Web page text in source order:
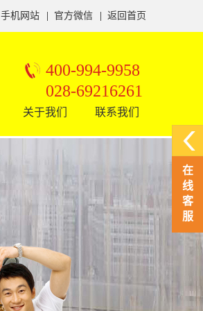
手机网站 官方微信 返回首页
400-994-9958
028-69216261
关于我们 联系我们
在
线
客
服